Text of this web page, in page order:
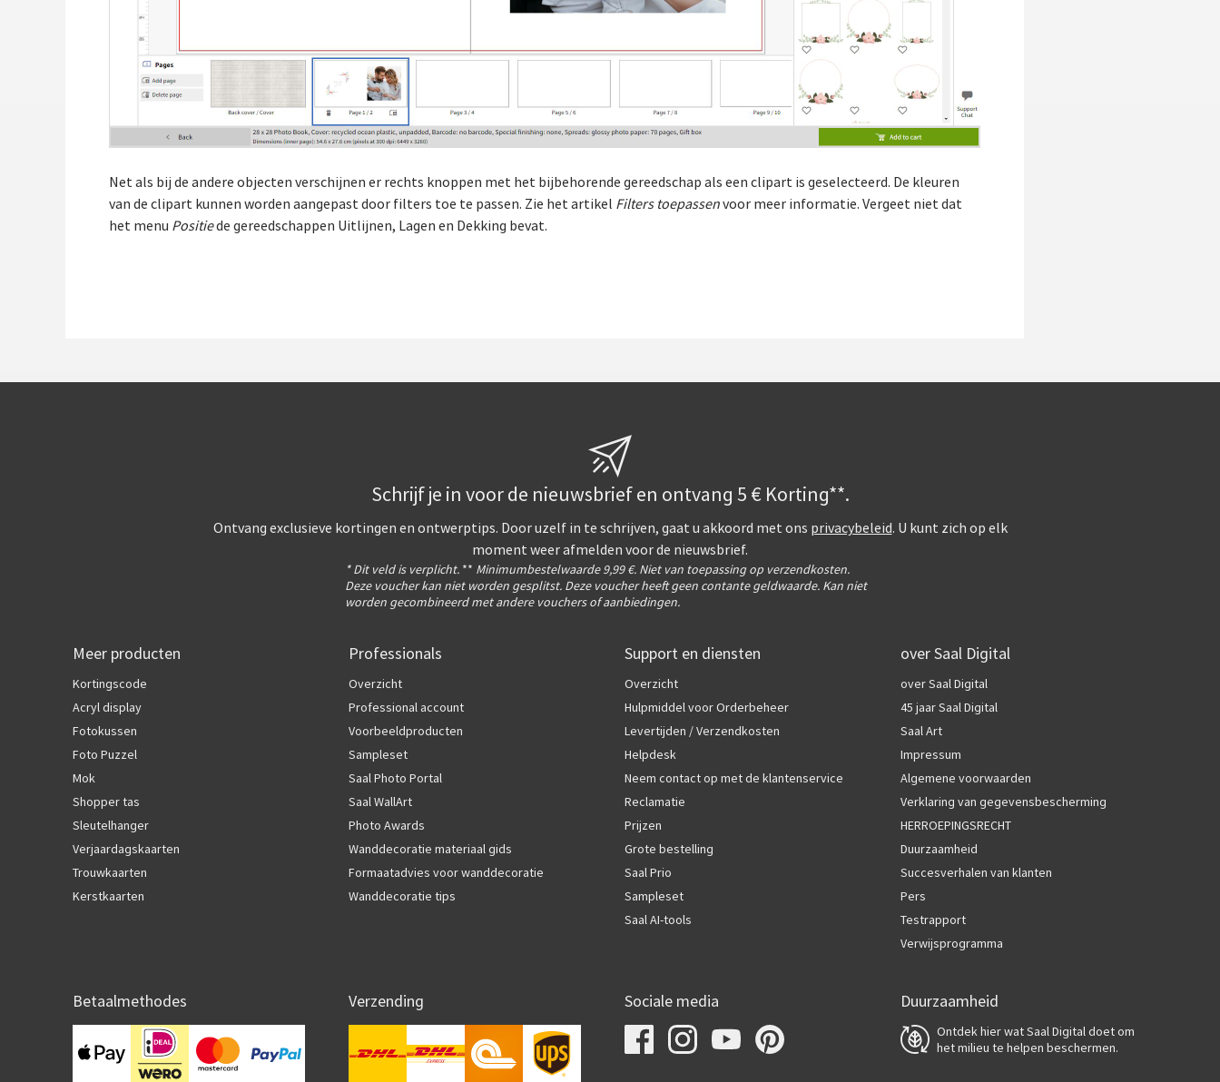
Net als bij de andere objecten verschijnen er rechts knoppen met het bijbehorende gereedschap als een clipart is geselecteerd. De kleuren
van de clipart kunnen worden aangepast door filters toe te passen. Zie het artikel Filters toepassenvoor meer informatie. Vergeet niet dat
het menu Positiede gereedschappen Uitlijnen, Lagen en Dekking bevat.
Schrijf je in voor de nieuwsbrief en ontvang 5 € Korting**.
Ontvang exclusieve kortingen en ontwerptips. Door uzelf in te schrijven, gaat u akkoord met ons privacybeleid. U kunt zich op elk
moment weer afmelden voor de nieuwsbrief.
* Dit veld is verplicht. ** Minimumbestelwaarde 9,99 €. Niet van toepassing op verzendkosten.
Deze voucher kan niet worden gesplitst. Deze voucher heeft geen contante geldwaarde. Kan niet
worden gecombineerd met andere vouchers of aanbiedingen.
Meer producten
Kortingscode
Acryl display
Fotokussen
Foto Puzzel
Mok
Shopper tas
Sleutelhanger
Verjaardagskaarten
Trouwkaarten
Kerstkaarten
Professionals
Overzicht
Professional account
Voorbeeldproducten
Sampleset
Saal Photo Portal
Saal WallArt
Photo Awards
Wanddecoratie materiaal gids
Formaatadvies voor wanddecoratie
Wanddecoratie tips
Support en diensten
Overzicht
Hulpmiddel voor Orderbeheer
Levertijden / Verzendkosten
Helpdesk
Neem contact op met de klantenservice
Reclamatie
Prijzen
Grote bestelling
Saal Prio
Sampleset
Saal AI-tools
over Saal Digital
over Saal Digital
45 jaar Saal Digital
Saal Art
Impressum
Algemene voorwaarden
Verklaring van gegevensbescherming
HERROEPINGSRECHT
Duurzaamheid
Succesverhalen van klanten
Pers
Testrapport
Verwijsprogramma
Betaalmethodes Verzending Sociale media Duurzaamheid
Ontdek hier wat Saal Digital doet om
het milieu te helpen beschermen.